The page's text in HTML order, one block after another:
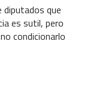
diputados que
es sutil, pero
condicionarlo